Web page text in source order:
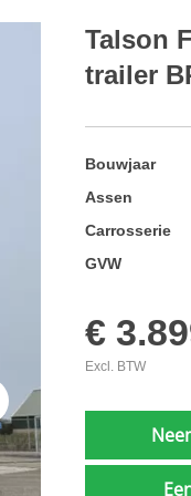
Talson
trailer
Bouwjaar
Assen
Carrosserie
GVW
€
Excl. BTW